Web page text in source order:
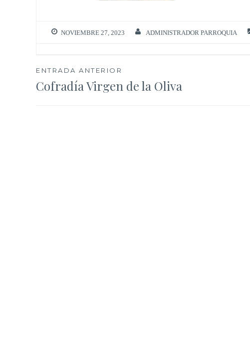
NOVIEMBRE 27, 2023 ADMINISTRADOR PARROQUIA
Navegación
ENTRADA ANTERIOR
Cofradía Virgen de la Oliva